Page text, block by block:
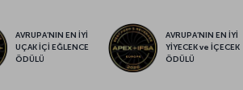
AVRUPA’NIN EN İYİ
UÇAK İÇİ EĞLENCE
ÖDÜLÜ
AVRUPA’NIN EN İYİ
YİYECEK ve İÇECEK
ÖDÜLÜ